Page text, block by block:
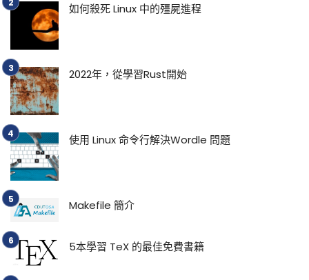
如何殺死 Linux 中的殭屍進程
2022年，從學習Rust開始
使用 Linux 命令行解決Wordle 問題
Makefile 簡介
5本學習 TeX 的最佳免費書籍